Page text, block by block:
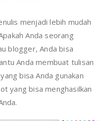
menjadi lebih mudah
Anda seorang
blogger, Anda bisa
Anda membuat tulisan
bisa Anda gunakan
yang bisa menghasilkan